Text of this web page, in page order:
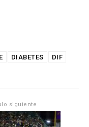
DIABETES
DIF
siguiente